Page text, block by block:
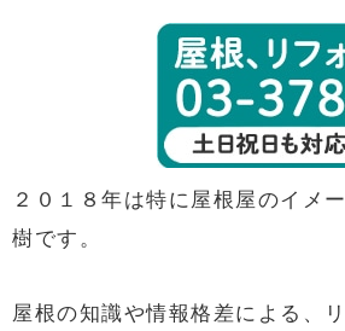
２０１８年は特に屋根屋のイメ
樹です。
屋根の知識や情報格差による、